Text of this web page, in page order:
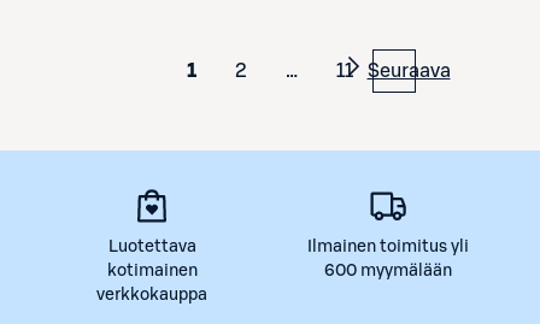
1 2 … 11 Seuraava
Luotettava
kotimainen
verkkokauppa
Ilmainen toimitus yli
600 myymälään